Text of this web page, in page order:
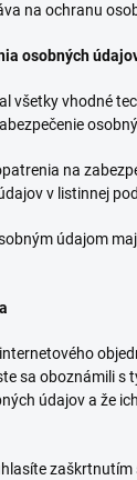
na ochranu
osobných
všetky vhodné
na
v listinnej
údajom
sa oboznámili s
údajov a že
zaškrtnutím